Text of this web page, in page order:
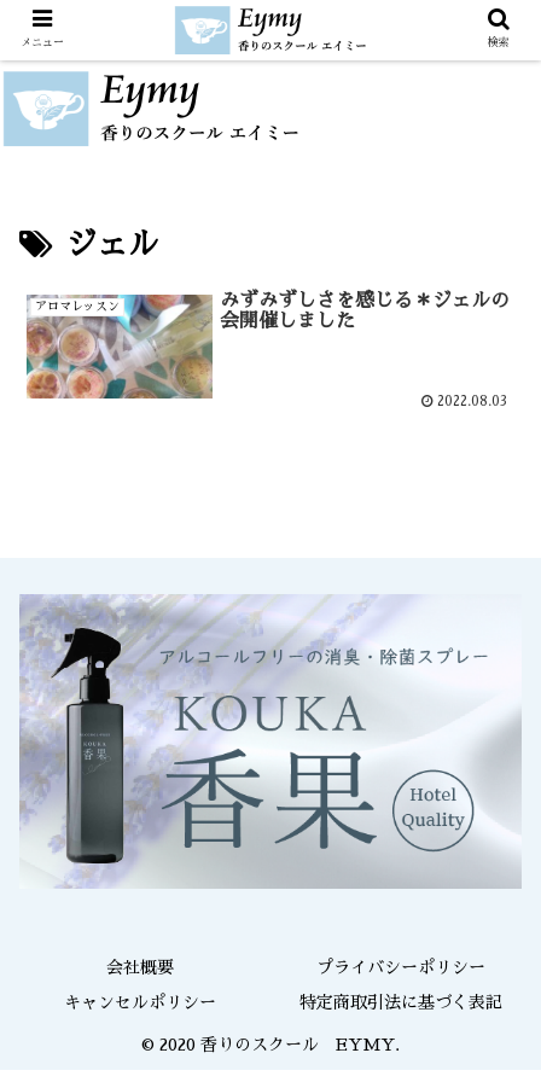
ジェル
アロマレッスン
みずみずしさを感じる＊ジェルの
会開催しました
2022.08.03
会社概要 プライバシーポリシー
キャンセルポリシー 特定商取引法に基づく表記
© 2020 香りのスクール EYMY.
メニュー 検索